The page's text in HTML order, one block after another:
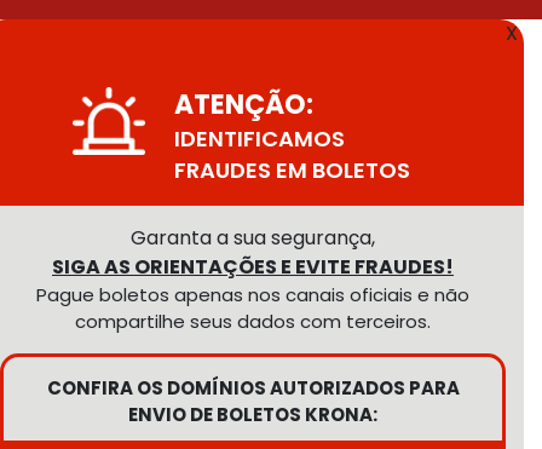
X
ATENÇÃO:
IDENTIFICAMOS
FRAUDES EM BOLETOS
Garanta a sua segurança,
SIGA AS ORIENTAÇÕES E EVITE FRAUDES!
Pague boletos apenas nos canais oficiais e não
compartilhe seus dados com terceiros.
CONFIRA OS DOMÍNIOS AUTORIZADOS PARA
ENVIO DE BOLETOS KRONA: